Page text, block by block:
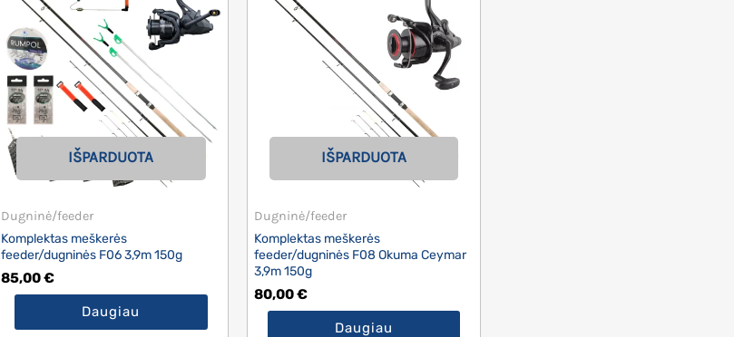
IŠPARDUOTA
Dugninė/feeder
Komplektas meškerės
feeder/dugninės F06 3,9m 150g
85,00€
Daugiau
IŠPARDUOTA
Dugninė/feeder
Komplektas meškerės
feeder/dugninės F08 Okuma Ceymar
3,9m 150g
80,00€
Daugiau